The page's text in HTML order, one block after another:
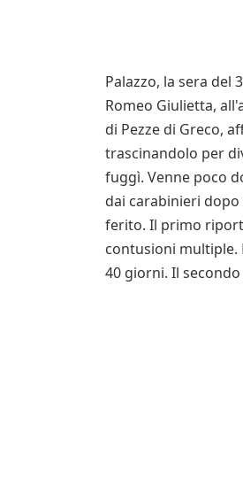
Palazzo, la sera
Romeo Giulietta,
di Pezze di Greco,
trascinandolo per
fuggì. Venne poco
dai carabinieri
ferito. Il primo
contusioni multiple.
40 giorni. Il